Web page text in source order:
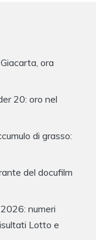
ora
20: oro nel
di grasso:
del docufilm
numeri
Lotto e